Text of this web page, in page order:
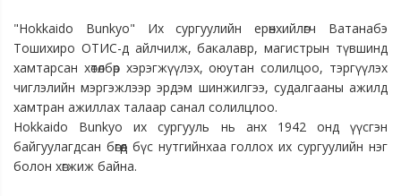
"Hokkaido Bunkyo" Их сургуулийн ерөнхийлөгч Ватанабэ
Тошихиро ОТИС-д айлчилж, бакалавр, магистрын түвшинд
хамтарсан хөтөлбөр хэрэгжүүлэх, оюутан солилцоо, тэргүүлэх
чиглэлийн мэргэжлээр эрдэм шинжилгээ, судалгааны ажилд
хамтран ажиллах талаар санал солилцлоо.
Hokkaido Bunkyo их сургууль нь анх 1942 онд үүсгэн
байгуулагдсан бөгөөд бүс нутгийнхаа голлох их сургуулийн нэг
болон хөгжиж байна.